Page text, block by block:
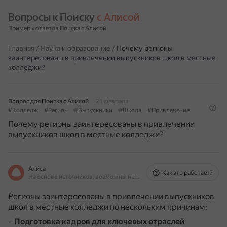
Вопросы к Поиску с Алисой
Примеры ответов Поиска с Алисой
Главная / Наука и образование / Почему регионы
заинтересованы в привлечении выпускников школ в местные
колледжи?
Вопрос для Поиска с Алисой
21 февраля
#Колледж
#Регион #Выпускники #Школа #Привлечение
Почему регионы заинтересованы в привлечении
выпускников школ в местные колледжи?
Алиса
На основе источников, возможны неточности
Как это работает?
Регионы заинтересованы в привлечении выпускников
школ в местные колледжи по нескольким причинам:
Подготовка кадров для ключевых отраслей